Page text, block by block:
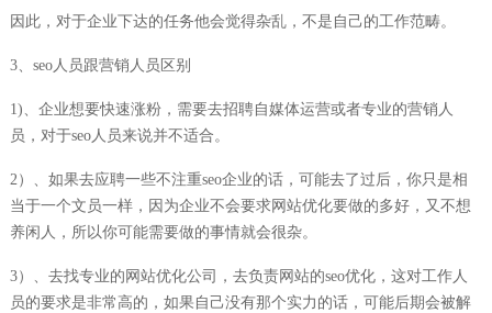
因此，对于企业下达的任务他会觉得杂乱，不是自己的工作范畴。
3、seo人员跟营销人员区别
1)、企业想要快速涨粉，需要去招聘自媒体运营或者专业的营销人
员，对于seo人员来说并不适合。
2）、如果去应聘一些不注重seo企业的话，可能去了过后，你只是相
当于一个文员一样，因为企业不会要求网站优化要做的多好，又不想
养闲人，所以你可能需要做的事情就会很杂。
3）、去找专业的网站优化公司，去负责网站的seo优化，这对工作人
员的要求是非常高的，如果自己没有那个实力的话，可能后期会被解